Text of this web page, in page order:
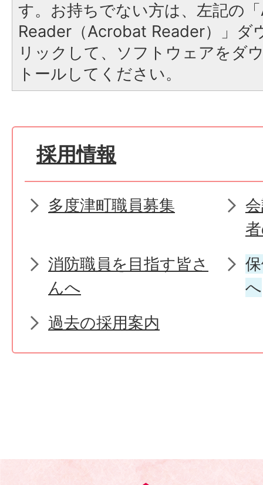
す。お持ちでない方は、左記の
Reader（Acrobat Reader）」ダ
リックして、ソフトウェアをダ
トールしてください。
採用情報
多度津町職員募集
消防職員を目指す皆さ
んへ
へ
過去の採用案内